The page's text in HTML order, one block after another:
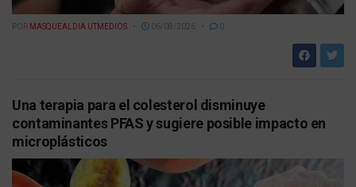
POR MASQUEALDIA UTMEDIOS 06/08/2026 0
Una terapia para el colesterol disminuye
contaminantes PFAS y sugiere posible impacto en
microplásticos